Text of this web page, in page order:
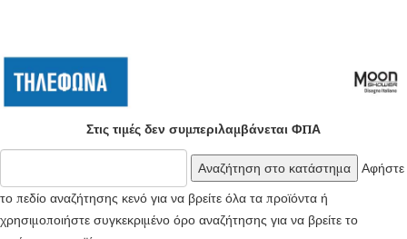
Στις τιμές δεν συμπεριλαμβάνεται ΦΠΑ
Αφήστε
το πεδίο αναζήτησης κενό για να βρείτε όλα τα προϊόντα ή
χρησιμοποιήστε συγκεκριμένο όρο αναζήτησης για να βρείτε το